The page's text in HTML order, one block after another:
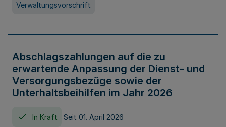
Verwaltungsvorschrift
Abschlagszahlungen auf die zu
erwartende Anpassung der Dienst- und
Versorgungsbezüge sowie der
Unterhaltsbeihilfen im Jahr 2026
In Kraft Seit 01. April 2026